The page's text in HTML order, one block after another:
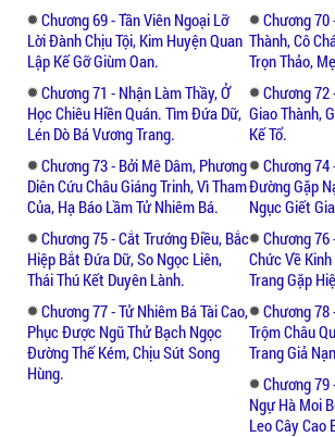
Chương 69 - Tần Viên Ngoại Lỡ
Lời Đành Chịu Tội, Kim Huyện Quan
Lập Kế Gỡ Giùm Oan.
Chương 70
Thành, Cô
Trọn Thảo,
Chương 71 - Nhận Làm Thầy, Ở
Học Chiêu Hiền Quán. Tìm Đứa Dữ,
Lén Dò Bá Vương Trang.
Chương 72
Giao Thành,
Kế Tổ.
Chương 73 - Bởi Mê Dâm, Phương
Diên Cứu Châu Giáng Trinh, Vì Tham
Của, Hạ Báo Lầm Tử Nhiêm Bá.
Chương 74
Đường Gặp
Ngục Giết
Chương 75 - Cắt Trướng Điều, Bắc
Hiệp Bắt Đứa Dữ, So Ngọc Liên,
Thái Thú Kết Duyên Lành.
Chương 76
Chức Về
Trang Gặp
Chương 77 - Tử Nhiêm Bá Tài Cao,
Phục Được Ngũ Thử Bạch Ngọc
Đường Thế Kém, Chịu Sút Song
Hùng.
Chương 78
Trộm Châu
Trang Giả
Chương 79
Ngự Hà Moi
Leo Cây Cao